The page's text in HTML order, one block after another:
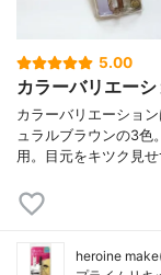
5.00
カラーバリエー
カラーバリエーショ
ュラルブラウンの3色
用。目元をキツク見
heroine